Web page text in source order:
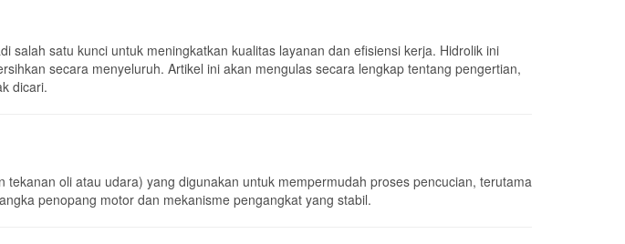
oli atau udara) yang digunakan untuk mempermudah proses pencucian, terutama
penopang motor dan mekanisme pengangkat yang stabil.